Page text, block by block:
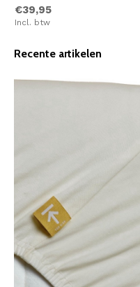
€39,95
Incl. btw
Recente artikelen